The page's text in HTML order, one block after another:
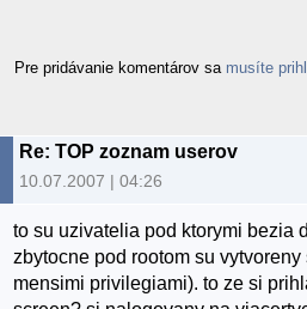
Pre pridávanie komentárov sa musíte
Re: TOP zoznam userov
10.07.2007 | 04:26
to su uzivatelia pod ktorymi bezia
zbytocne pod rootom su
mensimi privilegiami). to ze si